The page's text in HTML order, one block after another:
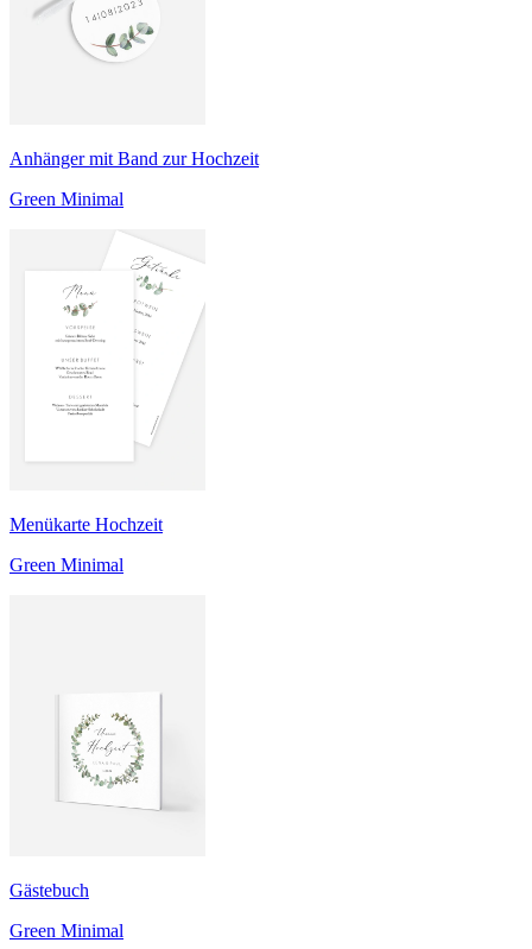
Anhänger mit Band zur Hochzeit
Green Minimal
Menükarte Hochzeit
Green Minimal
Gästebuch
Green Minimal